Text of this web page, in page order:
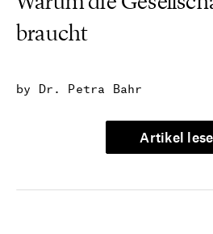
braucht
by Dr. Petra Bahr
Artikel